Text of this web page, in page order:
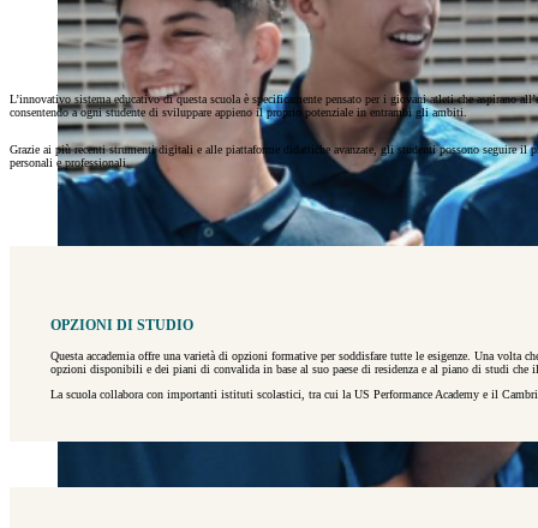
L’innovativo sistema educativo di questa scuola è specificamente pensato per i giovani atleti che aspirano
consentendo a ogni studente di sviluppare appieno il proprio potenziale in entrambi gli ambiti.
Grazie ai più recenti strumenti digitali e alle piattaforme didattiche avanzate, gli studenti possono seguire il
personali e professionali.
OPZIONI DI STUDIO
Questa accademia offre una varietà di opzioni formative per soddisfare tutte le esigenze. Una
opzioni disponibili e dei piani di convalida in base al suo paese di residenza e al piano di studi che
La scuola collabora con importanti istituti scolastici, tra cui la US Performance Academy e il